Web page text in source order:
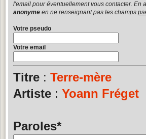
l'email pour éventuellement vous contacter. En
anonyme en ne renseignant pas les champs
Votre pseudo
Votre email
Titre : Terre-mère
Artiste : Yoann Fréget
Paroles*